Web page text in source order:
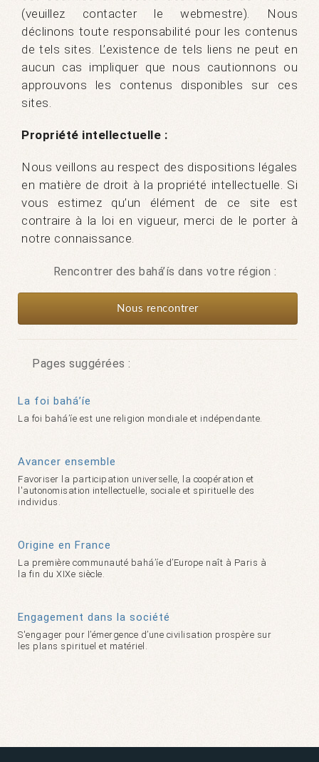
(veuillez contacter le webmestre). Nous
déclinons toute responsabilité pour les contenus
de tels sites. L’existence de tels liens ne peut en
aucun cas impliquer que nous cautionnons ou
approuvons les contenus disponibles sur ces
sites.
Propriété intellectuelle :
Nous veillons au respect des dispositions légales
en matière de droit à la propriété intellectuelle. Si
vous estimez qu’un élément de ce site est
contraire à la loi en vigueur, merci de le porter à
notre connaissance.
Rencontrer des bahá’ís dans votre région :
Nous rencontrer
Pages suggérées :
La foi bahá’íe
La foi bahá’íe est une religion mondiale et indépendante.
Avancer ensemble
Favoriser la participation universelle, la coopération et
l'autonomisation intellectuelle, sociale et spirituelle des
individus.
Origine en France
La première communauté bahá’íe d’Europe naît à Paris à
la fin du XIXe siècle.
Engagement dans la société
S'engager pour l’émergence d’une civilisation prospère sur
les plans spirituel et matériel.